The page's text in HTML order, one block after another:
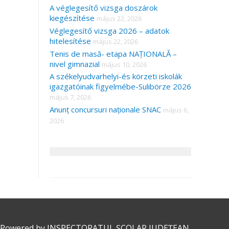
A véglegesítő vizsga doszárok
kiegészítése május 22, 2026
Véglegesítő vizsga 2026 – adatok
hitelesítése május 22, 2026
Tenis de masă- etapa NAȚIONALĂ –
nivel gimnazial május 10, 2026
A székelyudvarhelyi-és körzeti iskolák
igazgatóinak figyelmébe-Sulibörze 2026
május 7, 2026
Anunț concursuri naționale SNAC május 6,
2026